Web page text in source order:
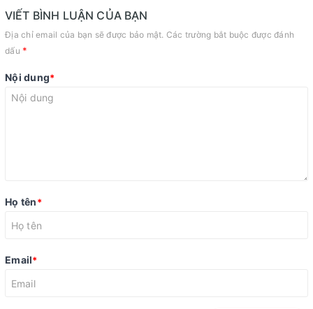
VIẾT BÌNH LUẬN CỦA BẠN
Địa chỉ email của bạn sẽ được bảo mật. Các trường bắt buộc được đánh
dấu *
Nội dung*
Họ tên*
Email*